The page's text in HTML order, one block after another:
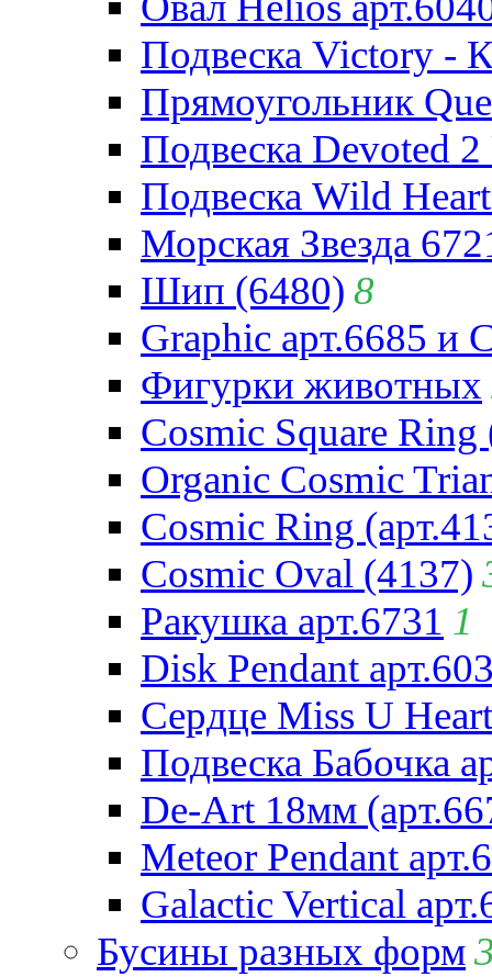
Подвеска Victory -
Прямоугольник
Подвеска Devoted
Подвеска Wild
Морская Звезда
Шип (6480) 8
Graphic арт.6685 и
Фигурки животных
Cosmic Square Ring
Organic Cosmic
Cosmic Ring
Cosmic Oval (4137)
Ракушка арт.6731 1
Disk Pendant
Сердце Miss U
Подвеска Бабочка
De-Art 18мм
Meteor Pendant
Galactic Vertical
Бусины разных форм